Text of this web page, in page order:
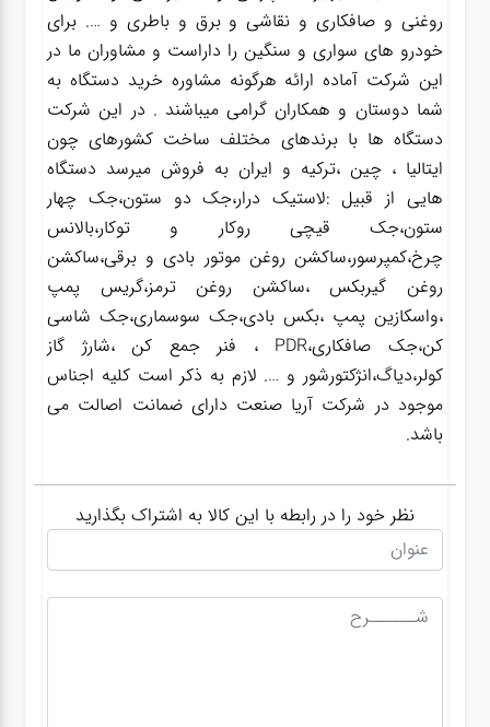
روغنی و صافکاری و نقاشی و برق و باطری و …. برای
خودرو های سواری و سنگین را داراست و مشاوران ما در
این شرکت آماده ارائه هرگونه مشاوره خرید دستگاه به
شما دوستان و همکاران گرامی میباشند . در این شرکت
دستگاه ها با برندهای مختلف ساخت کشورهای چون
ایتالیا ، چین ،ترکیه و ایران به فروش میرسد دستگاه
هایی از قبیل :لاستیک درار،جک دو ستون،جک چهار
ستون،جک قیچی روکار و توکار،بالانس
چرخ،کمپرسور،ساکشن روغن موتور بادی و برقی،ساکشن
روغن گیربکس ،ساکشن روغن ترمز،گریس پمپ
،واسکازین پمپ ،بکس بادی،جک سوسماری،جک شاسی
کن،جک صافکاری،PDR ، فنر جمع کن ،شارژ گاز
کولر،دیاگ،انژکتورشور و …. لازم به ذکر است کلیه اجناس
موجود در شرکت آریا صنعت دارای ضمانت اصالت می
باشد.
نظر خود را در رابطه با این کالا به اشتراک بگذارید